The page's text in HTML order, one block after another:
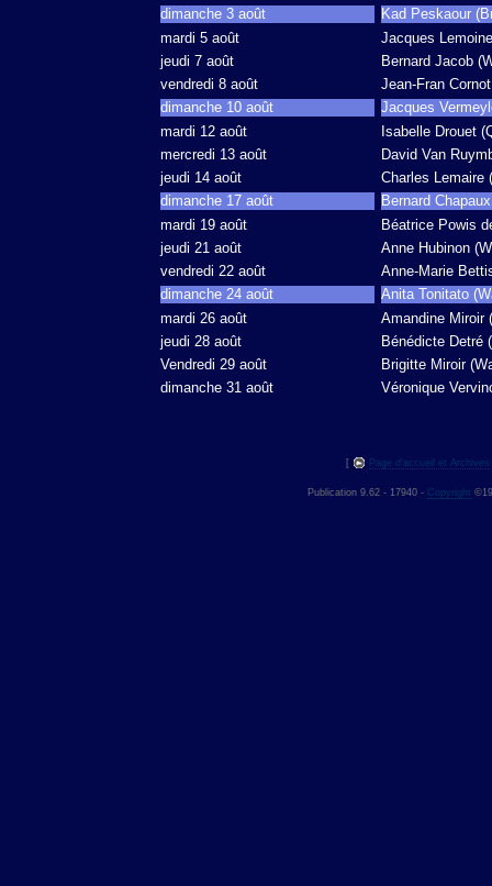
dimanche 3 août
Kad Peskaour
mardi 5 août
Jacques
jeudi 7 août
Bernard Jacob
vendredi 8 août
Jean-Fran
dimanche 10 août
Jacques
mardi 12 août
Isabelle Drouet
mercredi 13 août
David Van
jeudi 14 août
Charles Lemaire
dimanche 17 août
Bernard
mardi 19 août
Béatrice Powis
jeudi 21 août
Anne Hubinon
vendredi 22 août
Anne-Marie
dimanche 24 août
Anita Tonitato
mardi 26 août
Amandine Miroir
jeudi 28 août
Bénédicte Detré
Vendredi 29 août
Brigitte Miroir
dimanche 31 août
Véronique
[ Page d'accueil et Archives
Publication 9.62 - 17940 - Copyright